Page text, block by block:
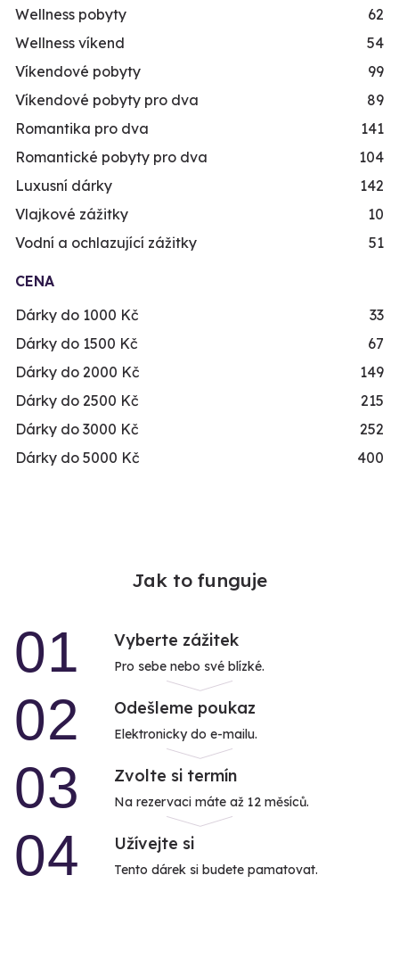
Wellness pobyty
62
Wellness víkend
54
Víkendové pobyty
99
Víkendové pobyty pro dva
89
Romantika pro dva
141
Romantické pobyty pro dva
104
Luxusní dárky
142
Vlajkové zážitky
10
Vodní a ochlazující zážitky
51
CENA
Dárky do 1000 Kč
33
Dárky do 1500 Kč
67
Dárky do 2000 Kč
149
Dárky do 2500 Kč
215
Dárky do 3000 Kč
252
Dárky do 5000 Kč
400
Jak to funguje
01 Vyberte zážitek
Pro sebe nebo své blízké.
02 Odešleme poukaz
Elektronicky do e-mailu.
03 Zvolte si termín
Na rezervaci máte až 12 měsíců.
04 Užívejte si
Tento dárek si budete pamatovat.